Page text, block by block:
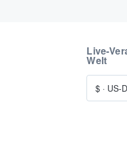
Live-
Welt
$ · US-